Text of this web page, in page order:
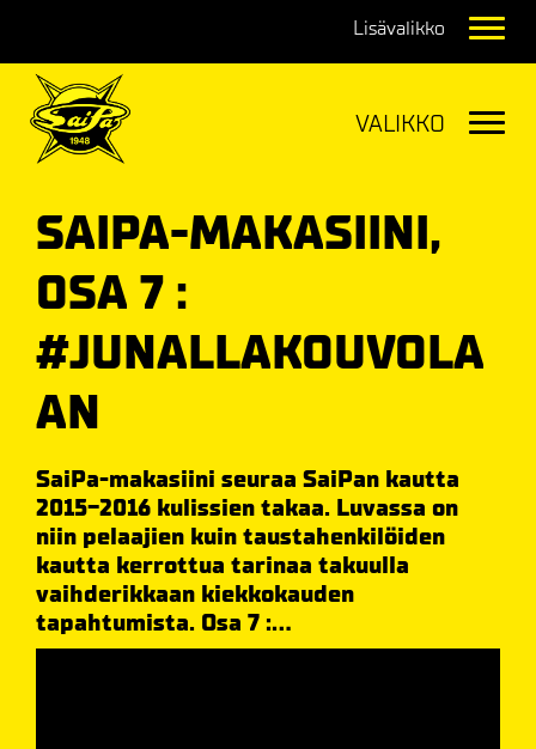
SAIPA-MAKASIINI,
OSA 7 :
#JUNALLAKOUVOLA
AN
SaiPa-makasiini seuraa SaiPan kautta
2015-2016 kulissien takaa. Luvassa on
niin pelaajien kuin taustahenkilöiden
kautta kerrottua tarinaa takuulla
vaihderikkaan kiekkokauden
tapahtumista. Osa 7 :...